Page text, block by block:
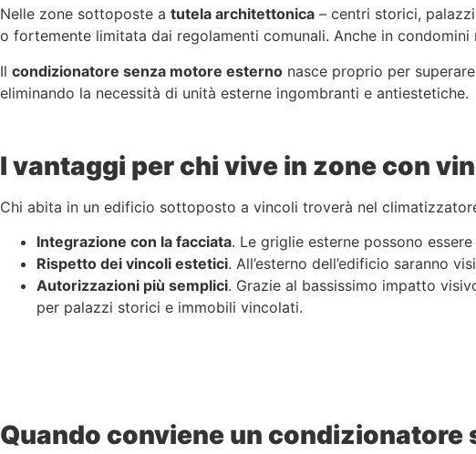
Nelle zone sottoposte a tutela architettonica – centri storici,
o fortemente limitata dai regolamenti comunali. Anche in
Il condizionatore senza motore esterno nasce proprio per
eliminando la necessità di unità esterne ingombranti e antiestetiche.
I vantaggi per chi vive in zone con
Chi abita in un edificio sottoposto a vincoli troverà nel
Integrazione con la facciata. Le griglie esterne possono
Rispetto dei vincoli estetici. All’esterno dell’edificio saranno
Autorizzazioni più semplici. Grazie al bassissimo impatto
per palazzi storici e immobili vincolati.
Quando conviene un condizionatore